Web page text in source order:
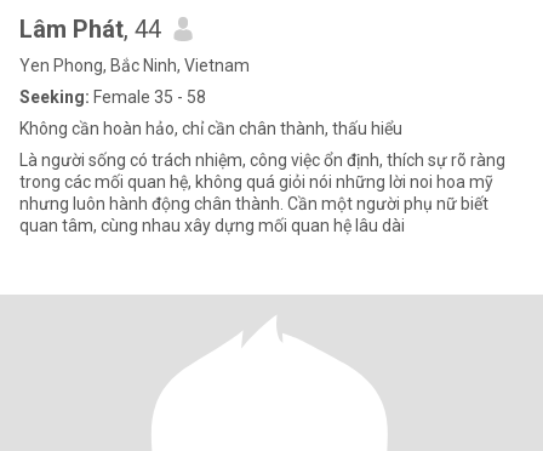
Lâm Phát, 44
Yen Phong, Bắc Ninh, Vietnam
Seeking: Female 35 - 58
Không cần hoàn hảo, chỉ cần chân thành, thấu hiểu
Là người sống có trách nhiệm, công việc ổn định, thích sự rõ ràng
trong các mối quan hệ, không quá giỏi nói những lời noi hoa mỹ
nhưng luôn hành động chân thành. Cần một người phụ nữ biết
quan tâm, cùng nhau xây dựng mối quan hệ lâu dài